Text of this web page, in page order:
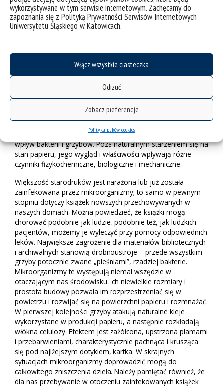
wykorzystywane w tym serwisie internetowym. Zachęcamy do
zapoznania się z Polityką Prywatności Serwisów Internetowych
Uniwersytetu Śląskiego w Katowicach.
Włącz wszystkie ciasteczka
Odrzuć
Zobacz preferencje
Polityka plików cookies
księgi Etrusków wykonane ze złotej blachy. Tylko trwałość
tak osobliwego materiału wydawniczego pozwoliła na
zachowanie książki do naszych czasów. Znacznie częściej
Choć dzisiejszy papier znacznie różni się od swego
pierwowzoru wynalezionego w Chinach około 105 r., dalej
wytwarzany jest z włókien roślinnych, głównie celulozy.
Ponadto w papierze znaleźć można również wypełniacze,
gładkość czy wytrzymałość na rozdarcia. Dawniej dodatki te
były pochodzenia naturalnego, na przykład klej zwierzęcy lub
wrażliwe na wilgoć, temperaturę, a zwłaszcza niszczący
wpływ bakterii i grzybów. Poza naturalnym starzeniem się na
stan papieru, jego wygląd i właściwości wpływają różne
czynniki fizykochemiczne, biologiczne i mechaniczne.
Większość starodruków jest narażona lub już została
zainfekowana przez mikroorganizmy; to samo w pewnym
stopniu dotyczy książek nowszych przechowywanych w
naszych domach. Można powiedzieć, że książki mogą
chorować podobnie jak ludzie, podobnie też, jak ludzkich
pacjentów, możemy je wyleczyć przy pomocy odpowiednich
leków. Największe zagrożenie dla materiałów bibliotecznych
i archiwalnych stanowią drobnoustroje – przede wszystkim
grzyby potocznie zwane „pleśniami”, rzadziej bakterie.
Mikroorganizmy te występują niemal wszędzie w
otaczającym nas środowisku. Ich niewielkie rozmiary i
prostota budowy pozwala im rozprzestrzeniać się w
powietrzu i rozwijać się na powierzchni papieru i rozmnażać.
W pierwszej kolejności grzyby atakują naturalne kleje
wykorzystane w produkcji papieru, a następnie rozkładają
włókna celulozy. Efektem jest zażółcona, upstrzona plamami
i przebarwieniami, charakterystycznie pachnąca i krusząca
się pod najlżejszym dotykiem, kartka. W skrajnych
sytuacjach mikroorganizmy doprowadzić mogą do
całkowitego zniszczenia dzieła. Należy pamiętać również, że
dla nas przebywanie w otoczeniu zainfekowanych książek